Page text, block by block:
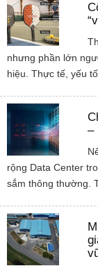
nhưng phần lớn
hiệu. Thực tế, yếu
–
rộng Data Center
sắm thông thường.